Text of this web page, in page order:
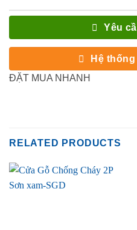
Yêu
Hệ
ĐẶT MUA NHANH
RELATED PRODUCTS